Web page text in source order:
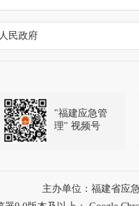
民政府
"福建应急管
理" 视频号
主办单位：福建省应